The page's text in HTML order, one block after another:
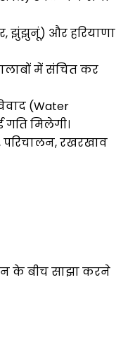
झुंझुनूं) और हरियाणा
में संचित कर
(Water
मिलेगी।
रखरखाव
के बीच साझा करने